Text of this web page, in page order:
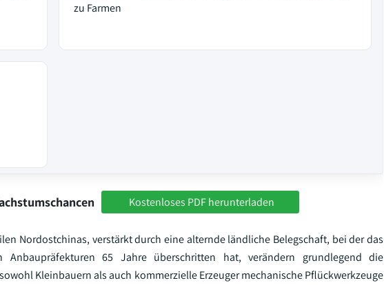
zu Farmen
Kostenloses PDF herunterladen
Nordostchinas, verstärkt durch eine alternde ländliche Belegschaft, bei der das
65 Jahre überschritten hat, verändern grundlegend die
Kleinbauern als auch kommerzielle Erzeuger mechanische Pflückwerkzeuge